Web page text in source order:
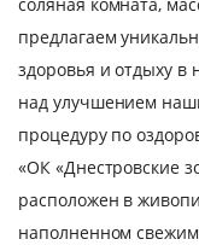
предлагаем
здоровья и отдыху в
над улучшением
процедуру по
«ОК «Днестровские
расположен в
наполненном